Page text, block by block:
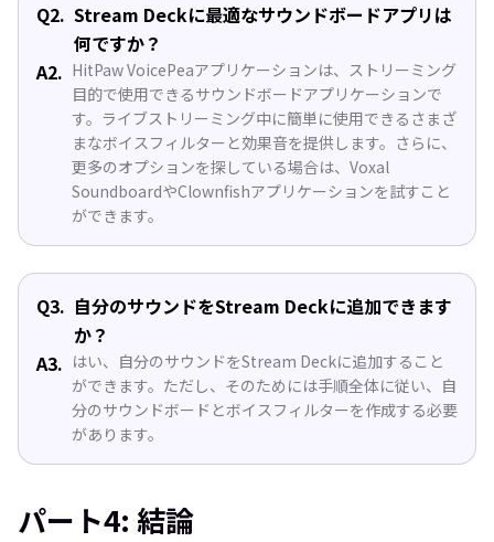
Q2. Stream Deckに最適なサウンドボードアプリは
何ですか？
A2. HitPaw VoicePeaアプリケーションは、ストリーミング
目的で使用できるサウンドボードアプリケーションで
す。ライブストリーミング中に簡単に使用できるさまざ
まなボイスフィルターと効果音を提供します。さらに、
更多のオプションを探している場合は、Voxal
SoundboardやClownfishアプリケーションを試すこと
ができます。
Q3. 自分のサウンドをStream Deckに追加できます
か？
A3. はい、自分のサウンドをStream Deckに追加すること
ができます。ただし、そのためには手順全体に従い、自
分のサウンドボードとボイスフィルターを作成する必要
があります。
パート4: 結論